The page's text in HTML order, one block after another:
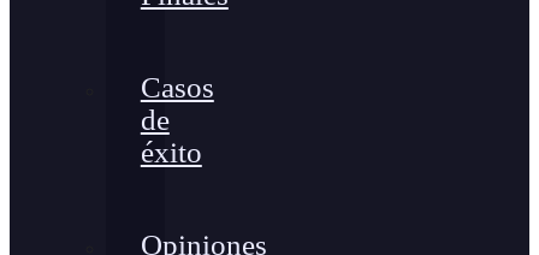
Casos
de
éxito
Opiniones